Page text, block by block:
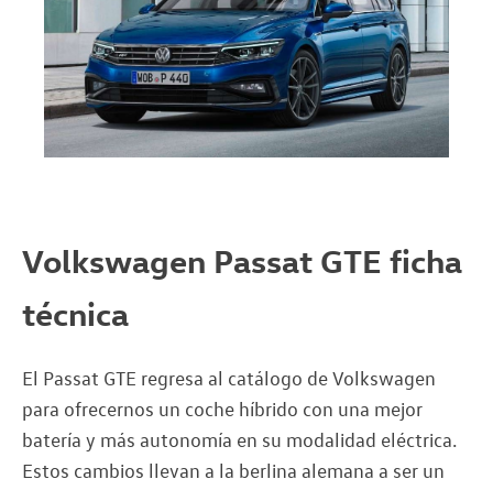
Volkswagen Passat GTE ficha
técnica
El Passat GTE regresa al catálogo de Volkswagen
para ofrecernos un coche híbrido con una mejor
batería y más autonomía en su modalidad eléctrica.
Estos cambios llevan a la berlina alemana a ser un